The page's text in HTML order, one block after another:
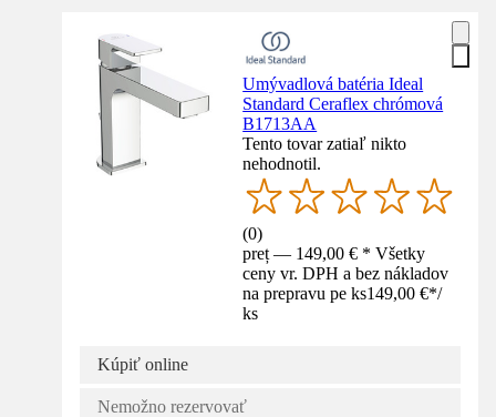
Umývadlová batéria Ideal
Standard Ceraflex chrómová
B1713AA
Tento tovar zatiaľ nikto
nehodnotil.
(0)
preț — 149,00 € * Všetky
ceny vr. DPH a bez nákladov
na prepravu pe ks149,00 €*/
ks
Kúpiť online
Nemožno rezervovať